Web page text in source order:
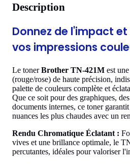
Description
Donnez de l'impact
vos impressions
Le tonerBrother TN-421M est
(rouge/rose) de haute précision,
palette de couleurs complète et
Que ce soit pour des graphiques,
documents internes, ce toner
nuances les plus chaudes avec un
Rendu Chromatique Éclatant :
vives et une brillance optimale, le
percutantes, idéales pour valoriser